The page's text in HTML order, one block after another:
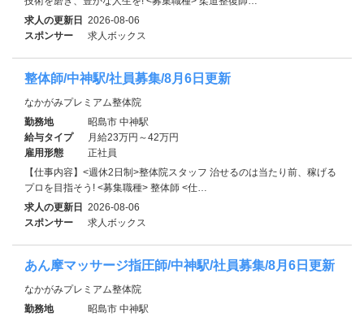
求人の更新日 2026-08-06
スポンサー
求人ボックス
整体師/中神駅/社員募集/8月6日更新
なかがみプレミアム整体院
勤務地
昭島市 中神駅
給与タイプ
月給23万円～42万円
雇用形態
正社員
【仕事内容】<週休2日制>整体院スタッフ 治せるのは当たり前、稼げる
プロを目指そう! <募集職種> 整体師 <仕…
求人の更新日 2026-08-06
スポンサー
求人ボックス
あん摩マッサージ指圧師/中神駅/社員募集/8月6日更新
なかがみプレミアム整体院
勤務地
昭島市 中神駅